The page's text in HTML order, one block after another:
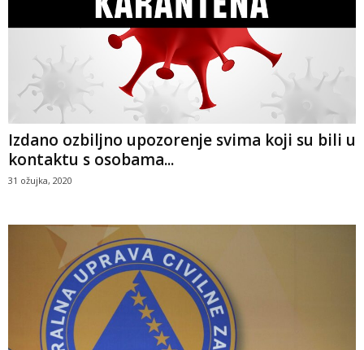
Izdano ozbiljno upozorenje svima koji su bili u
kontaktu s osobama...
31 ožujka, 2020